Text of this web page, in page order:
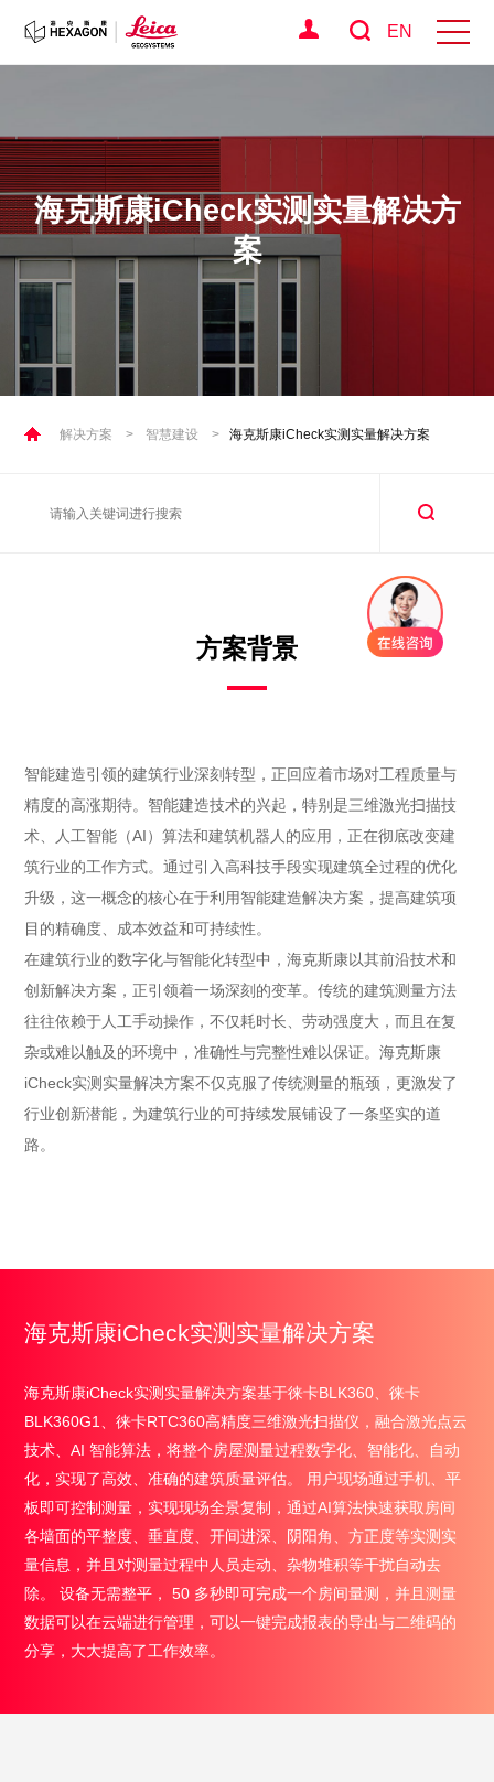
EN
海克斯康iCheck实测实量解决方
案
解决方案 > 智慧建设 > 海克斯康iCheck实测实量解决方案
方案背景
智能建造引领的建筑行业深刻转型，正回应着市场对工程质量与
精度的高涨期待。智能建造技术的兴起，特别是三维激光扫描技
术、人工智能（AI）算法和建筑机器人的应用，正在彻底改变建
筑行业的工作方式。通过引入高科技手段实现建筑全过程的优化
升级，这一概念的核心在于利用智能建造解决方案，提高建筑项
目的精确度、成本效益和可持续性。
在建筑行业的数字化与智能化转型中，海克斯康以其前沿技术和
创新解决方案，正引领着一场深刻的变革。传统的建筑测量方法
往往依赖于人工手动操作，不仅耗时长、劳动强度大，而且在复
杂或难以触及的环境中，准确性与完整性难以保证。海克斯康
iCheck实测实量解决方案不仅克服了传统测量的瓶颈，更激发了
行业创新潜能，为建筑行业的可持续发展铺设了一条坚实的道
路。
海克斯康iCheck实测实量解决方案
海克斯康iCheck实测实量解决方案基于徕卡BLK360、徕卡
BLK360G1、徕卡RTC360高精度三维激光扫描仪，融合激光点云
技术、AI 智能算法，将整个房屋测量过程数字化、智能化、自动
化，实现了高效、准确的建筑质量评估。 用户现场通过手机、平
板即可控制测量，实现现场全景复制，通过AI算法快速获取房间
各墙面的平整度、垂直度、开间进深、阴阳角、方正度等实测实
量信息，并且对测量过程中人员走动、杂物堆积等干扰自动去
除。 设备无需整平， 50 多秒即可完成一个房间量测，并且测量
数据可以在云端进行管理，可以一键完成报表的导出与二维码的
分享，大大提高了工作效率。